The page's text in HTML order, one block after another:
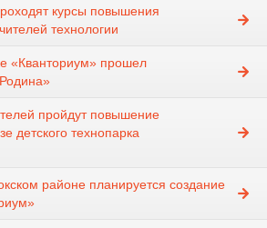
курсы повышения
технологии
«Кванториум» прошел
пройдут повышение
детского технопарка
районе планируется создание